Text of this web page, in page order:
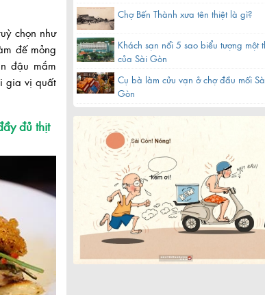
chọn như
đế mỏng
đậu mắm
gia vị quất
đủ thịt
Chợ Bến Thành xưa tên thiệt là gì?
Khách sạn nổi 5 sao biểu tượng một
của Sài Gòn
Cụ bà làm cửu vạn ở chợ đầu mối
Gòn